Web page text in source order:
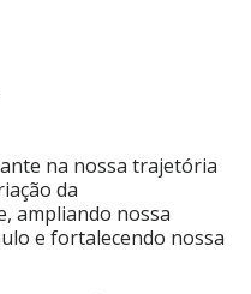
na nossa trajetória
da
ampliando nossa
e fortalecendo nossa